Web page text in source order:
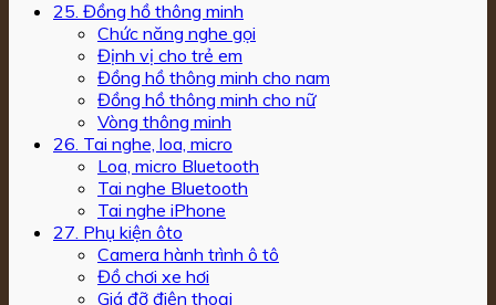
25. Đồng hồ thông minh
Chức năng nghe gọi
Định vị cho trẻ em
Đồng hồ thông minh cho nam
Đồng hồ thông minh cho nữ
Vòng thông minh
26. Tai nghe, loa, micro
Loa, micro Bluetooth
Tai nghe Bluetooth
Tai nghe iPhone
27. Phụ kiện ôto
Camera hành trình ô tô
Đồ chơi xe hơi
Giá đỡ điện thoại